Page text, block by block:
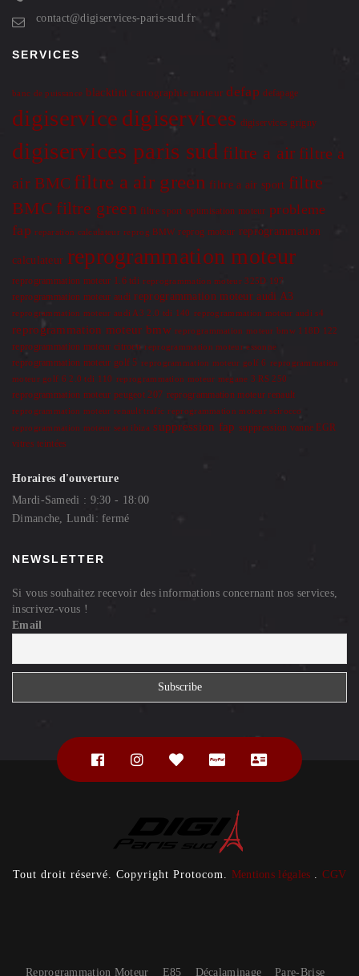
contact@digiservices-paris-sud.fr
SERVICES
banc de puissance blacktint cartographie moteur defap defapage
digiservice digiservices digiservices grigny
digiservices paris sud filtre a air filtre a
air BMC filtre a air green filtre a air sport filtre
BMC filtre green filtre sport optimisation moteur probleme
fap reparation calculateur reprog BMW reprog moteur reprogrammation
calculateur reprogrammation moteur
reprogrammation moteur 1.6 tdi reprogrammation moteur 325D 197
reprogrammation moteur audi reprogrammation moteur audi A3
reprogrammation moteur audi A3 2.0 tdi 140 reprogrammation moteur audi s4
reprogrammation moteur bmw reprogrammation moteur bmw 118D 122
reprogrammation moteur citroen reprogrammation moteur essonne
reprogrammation moteur golf 5 reprogrammation moteur golf 6 reprogrammation
moteur golf 6 2.0 tdi 110 reprogrammation moteur megane 3 RS 250
reprogrammation moteur peugeot 207 reprogrammation moteur renault
reprogrammation moteur renault trafic reprogrammation moteur scirocco
reprogrammation moteur seat ibiza suppression fap suppression vanne EGR
vitres teintées
Horaires d'ouverture
Mardi-Samedi : 9:30 - 18:00
Dimanche, Lundi: fermé
NEWSLETTER
Si vous souhaitez recevoir des informations concernant nos services,
inscrivez-vous !
Email
Tout droit réservé. Copyright Protocom. Mentions légales .CGV
Reprogrammation Moteur E85 Décalaminage Pare-Brise